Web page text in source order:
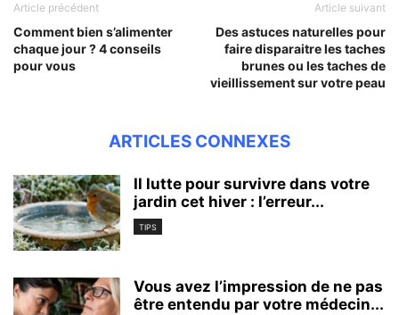
Article précédent
Comment bien s’alimenter
chaque jour ? 4 conseils
pour vous
Article suivant
Des astuces naturelles pour
faire disparaitre les taches
brunes ou les taches de
vieillissement sur votre peau
ARTICLES CONNEXES
Il lutte pour survivre dans votre
jardin cet hiver : l’erreur...
TIPS
Vous avez l’impression de ne pas
être entendu par votre médecin...